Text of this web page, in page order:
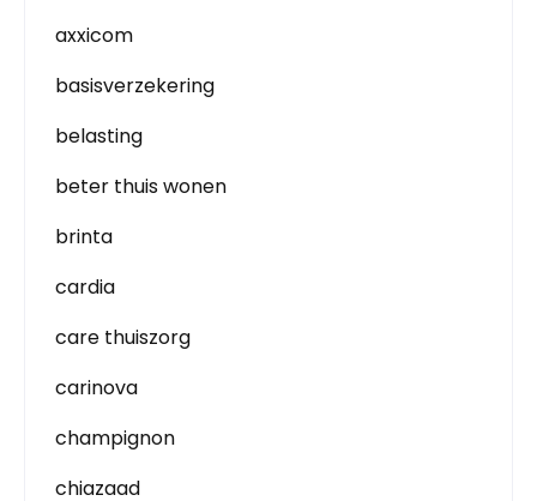
axxicom
basisverzekering
belasting
beter thuis wonen
brinta
cardia
care thuiszorg
carinova
champignon
chiazaad